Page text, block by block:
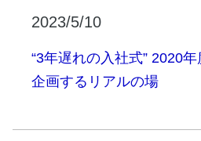
2023/5/10
“3年遅れの入社式” 2020
企画するリアルの場